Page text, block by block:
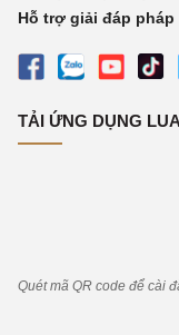
Hỗ trợ giải đáp pháp
TẢI ỨNG DỤNG
Quét mã QR code để cài